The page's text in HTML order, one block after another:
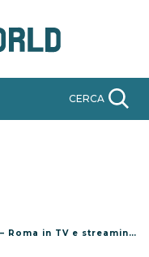
CERCA
TV e streaming 14 maggio 2023